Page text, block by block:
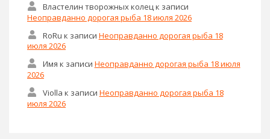
Властелин творожных колецк записи
Неоправданно дорогая рыба 18 июля 2026
RoRu к записи Неоправданно дорогая рыба 18
июля 2026
Имя к записи Неоправданно дорогая рыба 18 июля
2026
Violla к записи Неоправданно дорогая рыба 18
июля 2026